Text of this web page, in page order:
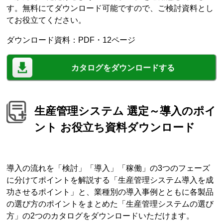
す。無料にてダウンロード可能ですので、ご検討資料とし
てお役立てください。
ダウンロード資料：PDF・12ページ
カタログをダウンロードする
生産管理システム 選定～導入のポイ
ント お役立ち資料ダウンロード
導入の流れを「検討」「導入」「稼働」の3つのフェーズ
に分けてポイントを解説する「生産管理システム導入を成
功させるポイント」と、業種別の導入事例とともに各製品
の選び方のポイントをまとめた「生産管理システムの選び
方」の2つのカタログをダウンロードいただけます。